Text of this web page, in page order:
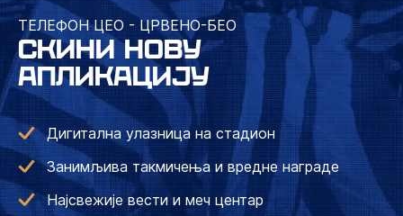
ТЕЛЕФОН ЦЕО - ЦРВЕНО-БЕО
СКИНИ НОВУ
АПЛИКАЦИЈУ
Дигитална улазница на стадион
Занимљива такмичења и вредне награде
Најсвежије вести и меч центар